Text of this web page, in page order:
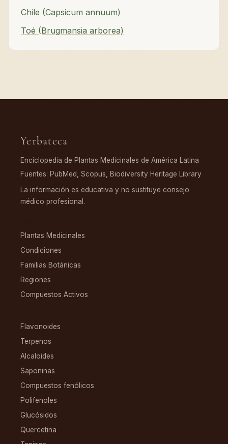
Chile (Capsicum annuum)
Toé (Brugmansia arborea)
Yerbateca
Enciclopedia de Plantas Medicinales de América Latina
Fuentes: PubMed, Scopus, Biodiversity Heritage Library
La información es educativa y no sustituye consejo
médico profesional.
Plantas Medicinales
Condiciones
Familias Botánicas
Regiones
Compuestos Activos
Flavonoides
Terpenos
Alcaloides
Saponinas
Compuestos fenólicos
Polifenoles
Glucósidos
Quercetina